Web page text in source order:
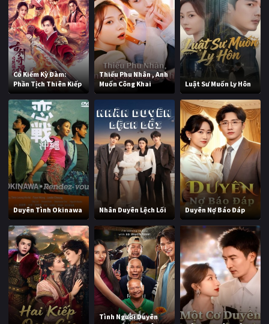
Cổ Kiếm Kỳ Đàm:
Phần Tịch Thiên Kiếp
Thiếu Phu Nhân , Anh
Muốn Công Khai
Luật Sư Muốn Ly Hôn
Duyên Tình Okinawa Nhân Duyên Lệch Lối Duyên Nợ Báo Đáp
Tình Người Duyên